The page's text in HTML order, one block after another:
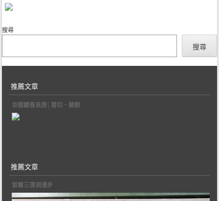
搜尋
搜尋
推薦文章
京都鍵善良房│葛切‧蕨餅
推薦文章
首爾三清洞漫步